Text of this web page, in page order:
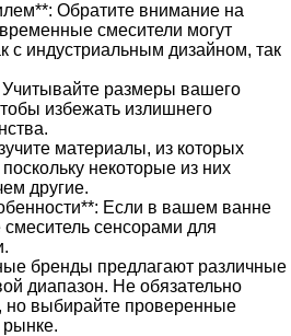
Обратите внимание на
смесители могут
с индустриальным дизайном, так
размеры вашего
избежать излишнего
материалы, из которых
некоторые из них
другие.
Если в вашем ванне
смеситель сенсорами для
бренды предлагают различные
диапазон. Не обязательно
но выбирайте проверенные
рынке.